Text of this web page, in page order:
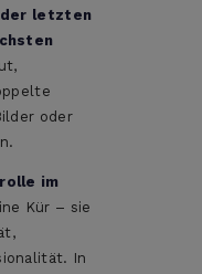
letzten
oder
im
Kür – sie
In